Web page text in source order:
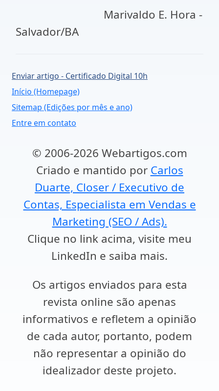
Marivaldo E. Hora -
Salvador/BA
Enviar artigo - Certificado Digital 10h
Início (Homepage)
Sitemap (Edições por mês e ano)
Entre em contato
© 2006-2026 Webartigos.com
Criado e mantido por Carlos
Duarte, Closer / Executivo de
Contas, Especialista em Vendas e
Marketing (SEO / Ads).
Clique no link acima, visite meu
LinkedIn e saiba mais.
Os artigos enviados para esta
revista online são apenas
informativos e refletem a opinião
de cada autor, portanto, podem
não representar a opinião do
idealizador deste projeto.